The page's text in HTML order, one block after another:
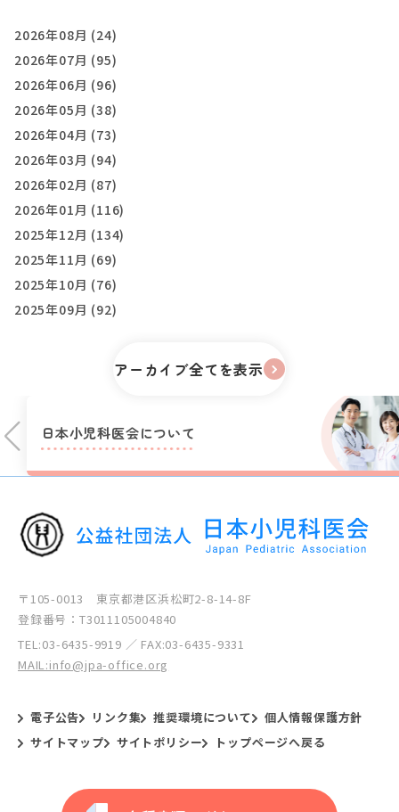
2026年08月 (24)
2026年07月 (95)
2026年06月 (96)
2026年05月 (38)
2026年04月 (73)
2026年03月 (94)
2026年02月 (87)
2026年01月 (116)
2025年12月 (134)
2025年11月 (69)
2025年10月 (76)
2025年09月 (92)
アーカイブ全てを表示
日本小児科医会について
〒105-0013 東京都港区浜松町2-8-14-8F
登録番号：T3011105004840
TEL:03-6435-9919 ／ FAX:03-6435-9331
MAIL:info@jpa-office.org
電子公告 リンク集 推奨環境について
個人情報保護方針
サイトマップ
サイトポリシー トップページへ戻る